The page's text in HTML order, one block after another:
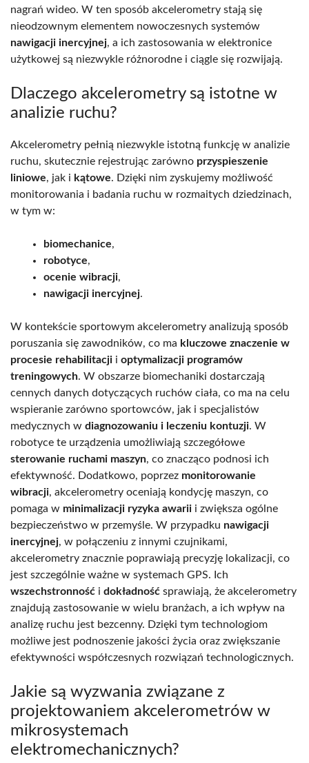
nagrań wideo. W ten sposób akcelerometry stają się
nieodzownym elementem nowoczesnych systemów
nawigacji inercyjnej, a ich zastosowania w elektronice
użytkowej są niezwykle różnorodne i ciągle się rozwijają.
Dlaczego akcelerometry są istotne w
analizie ruchu?
Akcelerometry pełnią niezwykle istotną funkcję w analizie
ruchu, skutecznie rejestrując zarówno przyspieszenie
liniowe, jak i kątowe. Dzięki nim zyskujemy możliwość
monitorowania i badania ruchu w rozmaitych dziedzinach,
w tym w:
biomechanice,
robotyce,
ocenie wibracji,
nawigacji inercyjnej.
W kontekście sportowym akcelerometry analizują sposób
poruszania się zawodników, co ma kluczowe znaczenie w
procesie rehabilitacji i optymalizacji programów
treningowych. W obszarze biomechaniki dostarczają
cennych danych dotyczących ruchów ciała, co ma na celu
wspieranie zarówno sportowców, jak i specjalistów
medycznych w diagnozowaniu i leczeniu kontuzji. W
robotyce te urządzenia umożliwiają szczegółowe
sterowanie ruchami maszyn, co znacząco podnosi ich
efektywność. Dodatkowo, poprzez monitorowanie
wibracji, akcelerometry oceniają kondycję maszyn, co
pomaga w minimalizacji ryzyka awarii i zwiększa ogólne
bezpieczeństwo w przemyśle. W przypadku nawigacji
inercyjnej, w połączeniu z innymi czujnikami,
akcelerometry znacznie poprawiają precyzję lokalizacji, co
jest szczególnie ważne w systemach GPS. Ich
wszechstronność i dokładność sprawiają, że akcelerometry
znajdują zastosowanie w wielu branżach, a ich wpływ na
analizę ruchu jest bezcenny. Dzięki tym technologiom
możliwe jest podnoszenie jakości życia oraz zwiększanie
efektywności współczesnych rozwiązań technologicznych.
Jakie są wyzwania związane z
projektowaniem akcelerometrów w
mikrosystemach
elektromechanicznych?